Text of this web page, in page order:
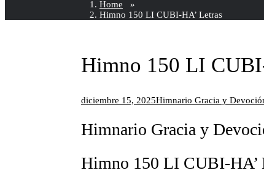
Home »
Himno 150 LI CUBI-HA’ Letras
Himno 150 LI
diciembre 15, 2025Himnario Gracia y
Himnario Gracia y
Himno 150 LI CUBI-HA’